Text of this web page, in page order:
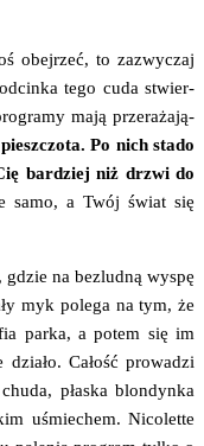
obej­rzeć, to zazwy­czaj
tego cuda stwier­
mają prze­ra­ża­ją­
Po nich sta­do
bar­dziej niż drzwi do
samo, a Twój świat się
na bez­lud­ną wyspę
myk pole­ga na tym, że
par­ka, a potem się im
Całość pro­wa­dzi
pła­ska blon­dyn­ka
uśmie­chem. Nico­let­te